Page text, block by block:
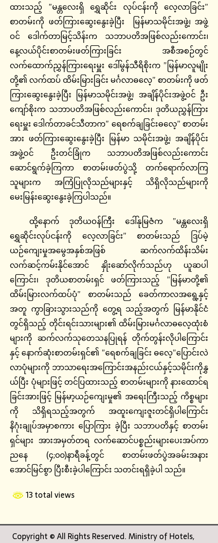
ထားသည့် ”မန္တလေးရှိ ရွှေဆိုင်း လုပ်ငန်းကို လေ့လာခြင်း”
စာတမ်းကို ဖတ်ကြားဆွေးနွေးခဲ့ပြီး မြန်မာသမိုင်းအဖွဲ့၊ အဖွဲ့
ဝင် ဒေါက်တာမြင့်သိန်းက သဘာပတိအဖြစ်လည်းကောင်း၊
နေ့လယ်ပိုင်းစာတမ်းဖတ်ကြားခြင်း အစီအစဉ်တွင်
လက်ထောက်ညွှန်ကြားရေးမှူး ဒေါ်မွန်သီရိစိုးက ”မြန်မာလူမျိုး
တို့၏ လက်ထပ် ထိမ်းမြားခြင်း မင်္ဂလာဓလေ့” စာတမ်းကို ဖတ်
ကြားဆွေးနွေးခဲ့ပြီး မြန်မာသမိုင်းအဖွဲ့၊ အချိန်ပိုင်းအဖွဲ့ဝင် ဦး
ကျော်စိုးက သဘာပတိအဖြစ်လည်းကောင်း၊ ဒုတိယညွှန်ကြား
ရေးမှူး ဒေါက်တာခင်သီတာက” ရေစက်ချခြင်းဓလေ့” စာတမ်း
အား ဖတ်ကြားဆွေးနွေးခဲ့ပြီး မြန်မာ သမိုင်းအဖွဲ့၊ အချိန်ပိုင်း
အဖွဲ့ဝင် ဦးတင်ခြုံက သဘာပတိအဖြစ်လည်းကောင်း
ဆောင်ရွက်ခဲ့ကြကာ စာတမ်းဖတ်ပွဲသို့ တက်ရောက်လာကြ
သူများက အကြံပြုလိုသည်များနှင့် သိရှိလိုသည်များကို
မေးမြန်းဆွေးနွေးခဲ့ကြပါသည်။
ထို့နောက် ဒုတိယဝန်ကြီး ဒေါ်နုမြဇံက ”မန္တလေးရှိ
ရွှေဆိုင်းလုပ်ငန်းကို လေ့လာခြင်း” စာတမ်းသည် ဒြပ်မဲ့
ယဉ်ကျေးမှုအမွေအနှစ်အဖြစ် ဆက်လက်ထိန်းသိမ်း
လက်ဆင့်ကမ်းနိုင်အောင် နှိုးဆော်လိုက်သည်ဟု ယူဆပါ
ကြောင်း၊ ဒုတိယစာတမ်းရှင် ဖတ်ကြားသည့် ”မြန်မာတို့၏
ထိမ်းမြားလက်ထပ်ပုံ” စာတမ်းသည် ခေတ်ကာလအရွေ့နှင့်
အတူ ကွာခြားသွားသည်ကို တွေ့ရ သည့်အတွက် မြန်မာနိုင်ငံ
တွင်ရှိသည့် တိုင်းရင်းသားများ၏ ထိမ်းမြားမင်္ဂလာဓလေ့ထုံးစံ
များကို ဆက်လက်သုတေသနပြုရန် တိုက်တွန်းလိုပါကြောင်း
နှင့် နောက်ဆုံးစာတမ်းရှင်၏ ”ရေစက်ချခြင်း ဓလေ့”ပြောင်းလဲ
လာပုံများကို ဘာသာရေးအကြောင်းအနည်းငယ်နှင့်သမိုင်းကိုနွှ
ယ်ပြီး ပုံများဖြင့် တင်ပြထားသည့် စာတမ်းများကို နားထောင်ရ
ခြင်းအားဖြင့် မြန်မာ့ယဉ်ကျေးမှု၏ အရေးကြီးသည့် ကိစ္စများ
ကို သိရှိရသည့်အတွက် အထူးကျေးဇူးတင်ရှိပါကြောင်း
နိဂုံးချုပ်အမှာစကား ပြောကြား ခဲ့ပြီး သဘာပတိနှင့် စာတမ်း
ရှင်များ အားအမှတ်တရ လက်ဆောင်ပစ္စည်းများပေးအပ်ကာ
ညနေ (၄;၀၀)နာရီခန့်တွင် စာတမ်းဖတ်ပွဲအခမ်းအနား
အောင်မြင်စွာ ပြီးစီးခဲ့ပါကြောင်း သတင်းရရှိခဲ့ပါ သည်။
13 total views
Copyright © All Rights Reserved. Ministry of Hotels,